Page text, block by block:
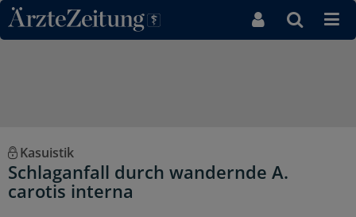
Direkt zum Inhaltsbereich
Kasuistik
Schlaganfall durch wandernde A.
carotis interna